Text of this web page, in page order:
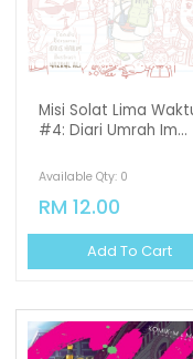
Add To Cart
OUT OF STOCK